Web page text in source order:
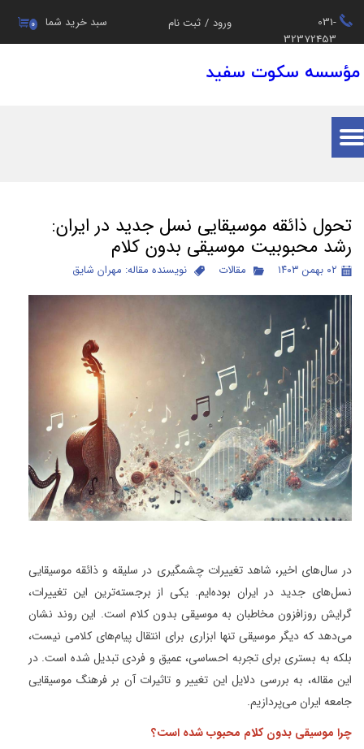
031-
32372453
۰ سبد خرید شما ورود / ثبت نام
حساب کاربری من
تغییر گذر واژه
سفارشات
خروج از حساب کاربری
مؤسسه سکوت سفید
تحول ذائقه موسیقایی نسل جدید در ایران:
رشد محبوبیت موسیقی بدون کلام
۰۲ بهمن ۱۴۰۳ مقالات نویسنده مقاله: مهران شایق
در سال‌های اخیر، شاهد تغییرات چشمگیری در سلیقه و ذائقه موسیقایی
نسل‌های جدید در ایران بوده‌ایم. یکی از برجسته‌ترین این تغییرات،
گرایش روزافزون مخاطبان به موسیقی بدون کلام است. این روند نشان
می‌دهد که دیگر موسیقی تنها ابزاری برای انتقال پیام‌های کلامی نیست،
بلکه به بستری برای تجربه احساسی، عمیق و فردی تبدیل شده است. در
این مقاله، به بررسی دلایل این تغییر و تاثیرات آن بر فرهنگ موسیقایی
جامعه ایران می‌پردازیم.
چرا موسیقی بدون کلام محبوب شده است؟